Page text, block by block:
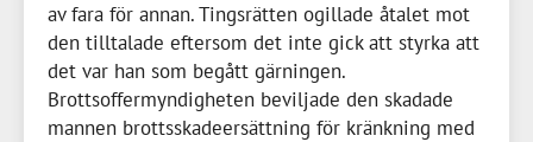
av fara för annan. Tingsrätten ogillade åtalet mot
den tilltalade eftersom det inte gick att styrka att
det var han som begått gärningen.
Brottsoffermyndigheten beviljade den skadade
mannen brottsskadeersättning för kränkning med